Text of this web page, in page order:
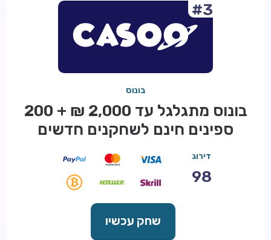
#3
בונוס
בונוס מתגלגל עד 2,000 ₪ + 200
ספינים חינם לשחקנים חדשים
דירוג
98
שחק עכשיו